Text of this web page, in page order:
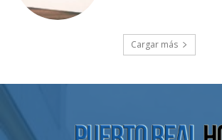
Cargar más